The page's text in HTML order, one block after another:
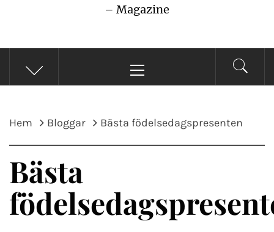
– Magazine
meny
Hem Bloggar Bästa födelsedagspresenten
Bästa